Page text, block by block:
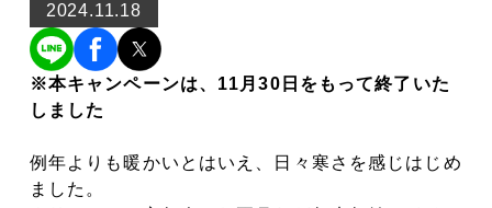
2024.11.18
※本キャンペーンは、11月30日をもって終了いた
しました
例年よりも暖かいとはいえ、日々寒さを感じはじめ
ました。